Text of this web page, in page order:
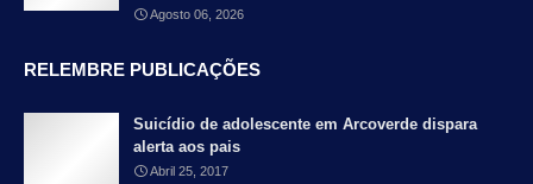
Agosto 06, 2026
RELEMBRE PUBLICAÇÕES
Suicídio de adolescente em Arcoverde dispara
alerta aos pais
Abril 25, 2017